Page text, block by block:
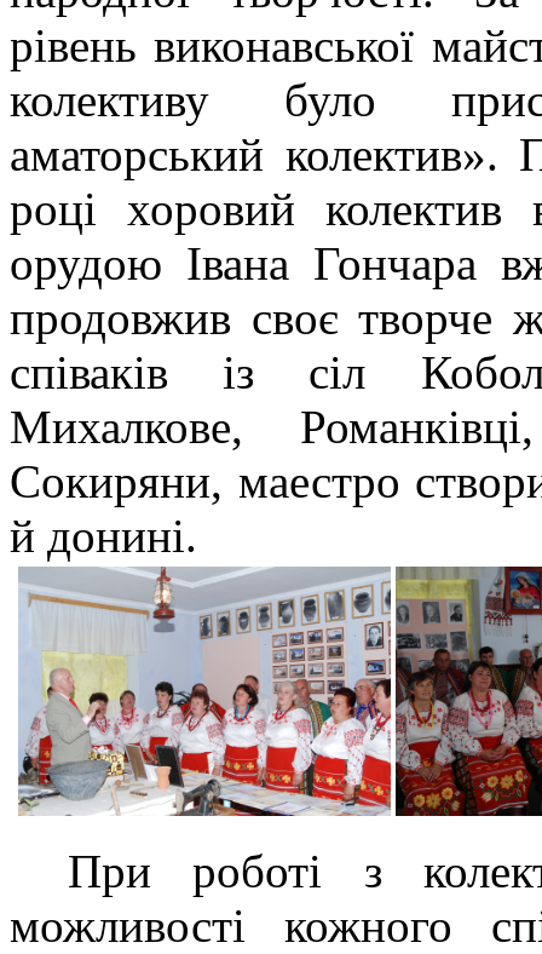
рівень виконавської
колективу було
аматорський колектив».
році хоровий колектив
орудою Івана Гончара
продовжив своє творче
співаків із сіл
Михалкове,
Сокиряни, маестро
й донині.
При роботі з
можливості кожного